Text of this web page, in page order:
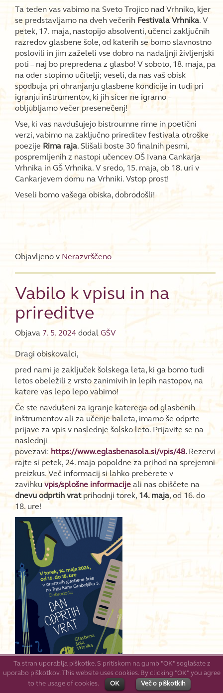
Ta teden vas vabimo na Sveto Trojico nad Vrhniko, kjer
se predstavljamo na dveh večerih Festivala Vrhnika. V
petek, 17. maja, nastopijo absolventi, učenci zaključnih
razredov glasbene šole, od katerih se bomo slavnostno
poslovili in jim zaželeli vse dobro na nadaljnji življenjski
poti – naj bo prepredena z glasbo! V soboto, 18. maja, pa
na oder stopimo učitelji; veseli, da nas vaš obisk
spodbuja pri ohranjanju glasbene kondicije in tudi pri
igranju inštrumentov, ki jih sicer ne igramo –
obljubljamo večer presenečenj!
Vse, ki vas navdušujejo bistroumne rime in poetični
verzi, vabimo na zaključno prireditev festivala otroške
poezije Rima raja. Slišali boste 30 finalnih pesmi,
pospremljenih z nastopi učencev OŠ Ivana Cankarja
Vrhnika in GŠ Vrhnika. V sredo, 15. maja, ob 18. uri v
Cankarjevem domu na Vrhniki. Vstop prost!
Veseli bomo vašega obiska, dobrodošli!
Objavljeno v Nerazvrščeno
Vabilo k vpisu in na
prireditve
Objava 7. 5. 2024 dodal GŠV
Dragi obiskovalci,
pred nami je zaključek šolskega leta, ki ga bomo tudi
letos obeležili z vrsto zanimivih in lepih nastopov, na
katere vas lepo lepo vabimo!
Če ste navdušeni za igranje katerega od glasbenih
inštrumentov ali za učenje baleta, imamo še odprte
prijave za vpis v naslednje šolsko leto. Prijavite se na
naslednji
povezavi: https://www.eglasbenasola.si/vpis/48. Rezervi
rajte si petek, 24. maja popoldne za prihod na sprejemni
preizkus. Več informacij si lahko preberete v
zavihku vpis/splošne informacije ali nas obiščete na
dnevu odprtih vratprihodnji torek, 14. maja, od 16. do
18. ure!
Ta stran uporablja piškotke. S pritiskom na gumb "OK" soglašate z
uporabo piškotkov. This website uses cookies. By clicking "OK" you agree
to the usage of cookies.
OK Več o piškotkih